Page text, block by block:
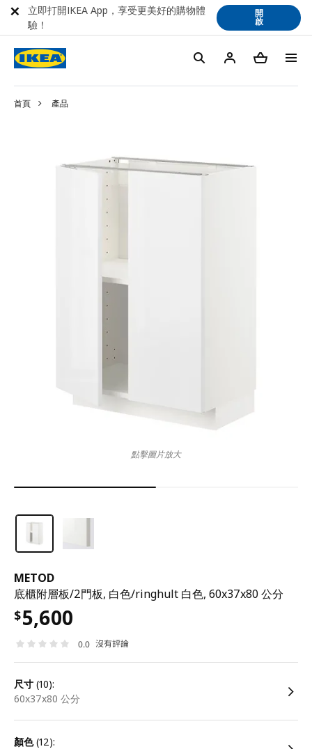
首頁 產品
METOD
底櫃附層板/2門板, 白色/ringhult 白色, 60x37x80 公分
$5,600
0.0 沒有評論
尺寸 (10):
60x37x80 公分
顏色(12):
點擊圖片放大
立即打開IKEA App，享受更美好的購物體
驗！
開
啟